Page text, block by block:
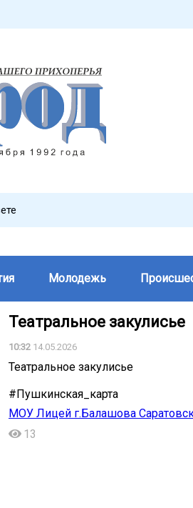
Молодежь
Театральное закулисье
10:32 14.05.2026
Театральное закулисье
#Пушкинская_карта
МОУ Лицей г.Балашова
13